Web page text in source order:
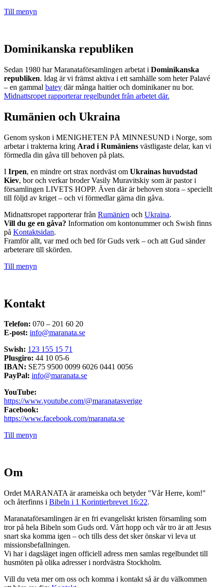
Till menyn
Dominikanska republiken
Sedan 1980 har Maranataförsamlingen arbetat i Dominikanska
republiken. Idag är vi främst aktiva i ett samhälle som heter Palavé
– en gammal batey där många haitier och dominikaner nu bor.
Midnattsropet rapporterar regelbundet från arbetet där.
Rumänien och Ukraina
Genom syskon i MENIGHETEN PÅ MINNESUND i Norge, som
arbetar i trakterna kring Arad i Rumäniens västligaste delar, kan vi
förmedla din gåva till behoven på plats.
I Irpen, en mindre ort strax nordväst om Ukrainas huvudstad
Kiev, bor och verkar broder Vasily Muravitskiy som är pastor i
församlingen LIVETS HOPP. Även där är behoven stora – speciellt
till följd av kriget – och vi förmedlar gärna din gåva.
Midnattsropet rapporterar från Rumänien och Ukraina.
Vill du ge en gåva? Information om kontonummer och Swish finns
på Kontaktsidan.
Framför allt, var med och bed för Guds verk – och att Gud sänder
arbeterare till skörden.
Till menyn
Kontakt
Telefon: 070 – 201 60 20
E-post: info@maranata.se
Swish: 123 155 15 71
Plusgiro: 44 10 05-6
IBAN: SE75 9500 0099 6026 0441 0056
PayPal: info@maranata.se
YouTube:
https://www.youtube.com/@maranatasverige
Facebook:
https://www.facebook.com/maranata.se
Till menyn
Om
Ordet MARANATA är arameiska och betyder "Vår Herre, kom!"
och återfinns i Bibeln i 1 Korintierbrevet 16:22.
Maranataförsamlingen är en fri evangeliskt kristen församling som
tror på hela Bibeln som Guds ord. Vårt hopp och vår tro är att Jesus
snart ska komma igen – och tills dess det sker önskar vi leva ut
missionsbefallningen.
Vi har i dagsläget ingen officiell adress men samlas regelbundet till
husmöten på olika adresser i nordvästra Stockholm.
Vill du veta mer om oss och komma i kontakt så är du välkommen